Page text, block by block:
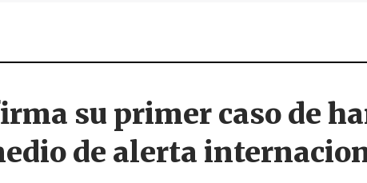
su primer caso de
de alerta